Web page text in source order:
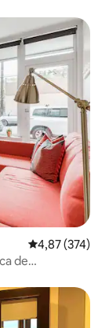
4,87 de uma
4,87 (374)
de